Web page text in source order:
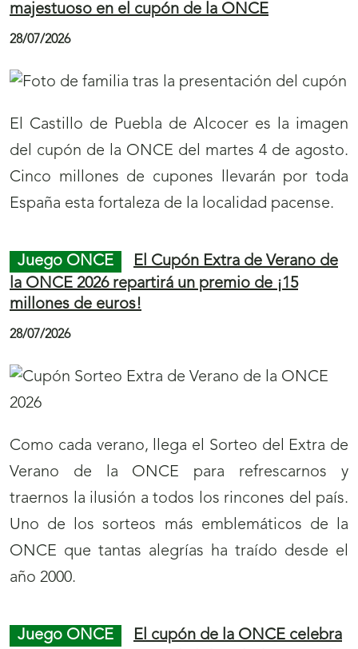
majestuoso en el cupón de la ONCE
28/07/2026
El Castillo de Puebla de Alcocer es la imagen
del cupón de la ONCE del martes 4 de agosto.
Cinco millones de cupones llevarán por toda
España esta fortaleza de la localidad pacense.
Juego ONCE
El Cupón Extra de Verano de
la ONCE 2026 repartirá un premio de ¡15
millones de euros!
28/07/2026
Como cada verano, llega el Sorteo del Extra de
Verano de la ONCE para refrescarnos y
traernos la ilusión a todos los rincones del país.
Uno de los sorteos más emblemáticos de la
ONCE que tantas alegrías ha traído desde el
año 2000.
Juego ONCE
El cupón de la ONCE celebra